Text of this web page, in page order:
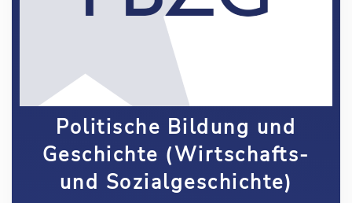
Politische Bildung und
Geschichte (Wirtschafts-
und Sozialgeschichte)